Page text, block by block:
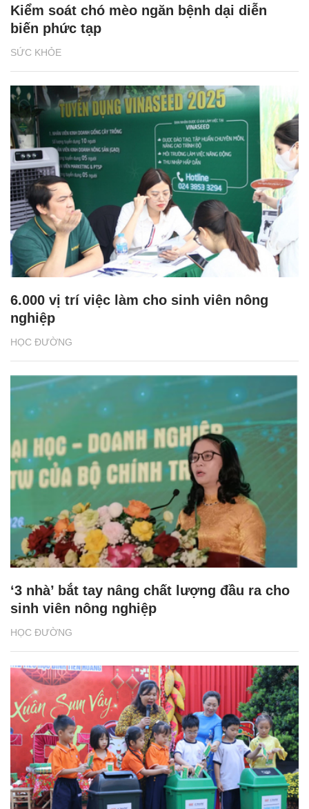
SỨC KHỎE
Kiểm soát chó mèo ngăn bệnh dại diễn
biến phức tạp
HỌC ĐƯỜNG
6.000 vị trí việc làm cho sinh viên nông
nghiệp
HỌC ĐƯỜNG
‘3 nhà’ bắt tay nâng chất lượng đầu ra cho
sinh viên nông nghiệp